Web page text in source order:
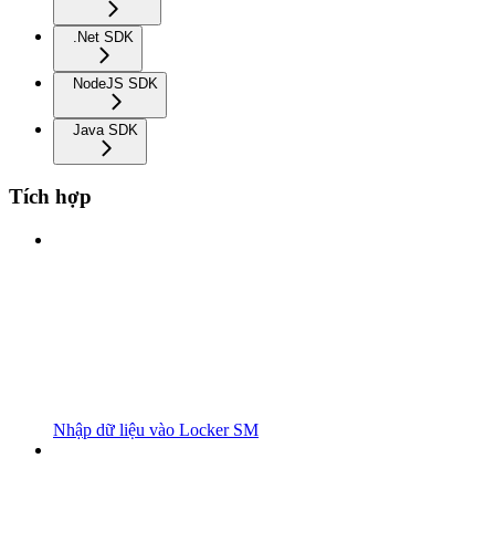
.Net SDK
NodeJS SDK
Java SDK
Tích hợp
Nhập dữ liệu vào Locker SM